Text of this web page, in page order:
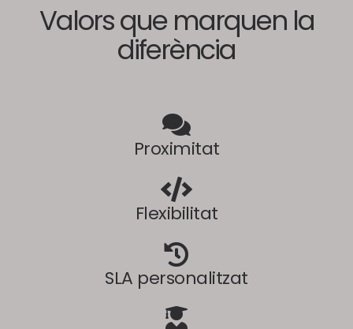
Valors que marquen la
diferència
Proximitat
Flexibilitat
SLA personalitzat